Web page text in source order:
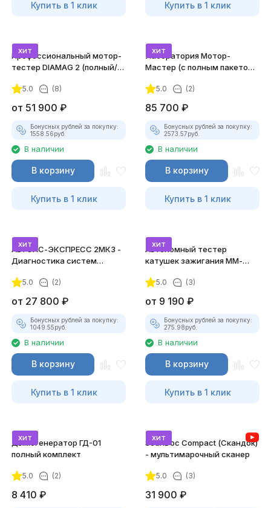
Купить в 1 клик Купить в 1 клик
хит
Профессиональный мотор-
тестер DIAMAG 2 (полный/
5.0 (8)
от 51 900 ₽
Бонусных рублей за покупку:
1558.56руб.
В наличии
В корзину
Купить в 1 клик
хит
Лаборатория Мотор-
Мастер (с полным пакетом
5.0 (2)
85 700 ₽
Бонусных рублей за покупку:
2573.57руб.
В наличии
В корзину
Купить в 1 клик
хит
АВТОАС-ЭКСПРЕСС 2МК3 -
Диагностика систем
5.0 (2)
от 27 800 ₽
Бонусных рублей за покупку:
1049.55руб.
В наличии
В корзину
Купить в 1 клик
хит
Автономный тестер
катушек зажигания ММ-
комплект)
5.0 (3)
от 9 190 ₽
Бонусных рублей за покупку:
275.98руб.
В наличии
В корзину
Купить в 1 клик
хит
Дымогенератор ГД-01
полный комплект
5.0 (2)
8 410 ₽
хит
ScanDoc Compact (Скандок)
- мультимарочный сканер
5.0 (3)
31 900 ₽